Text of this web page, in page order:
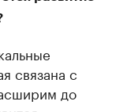
связана с
до